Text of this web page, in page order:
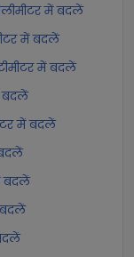
में बदलें
में बदलें
में बदलें
बदलें
में बदलें
बदलें
बदलें